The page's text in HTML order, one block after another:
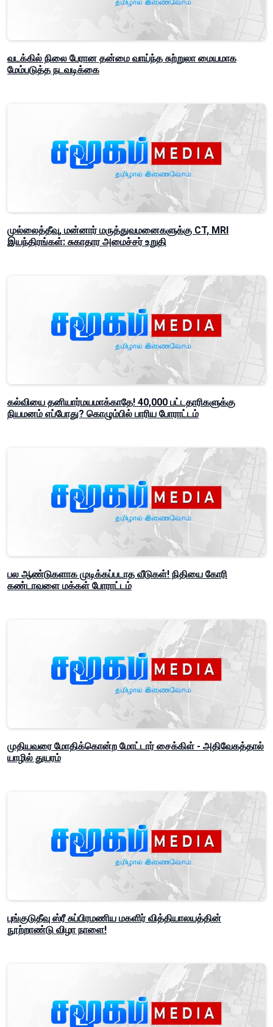
வடக்கில் நிலை பேரான தன்மை வாய்ந்த சுற்றுலா மையமாக
மேம்படுத்த நடவடிக்கை
முல்லைத்தீவு, மன்னார் மருத்துவமனைகளுக்கு CT, MRI
இயந்திரங்கள்: சுகாதார அமைச்சர் உறுதி
கல்வியை தனியார்மயமாக்காதே! 40,000 பட்டதாரிகளுக்கு
நியமனம் எப்போது? கொழும்பில் பாரிய போராட்டம்
பல ஆண்டுகளாக முடிக்கப்படாத வீடுகள்! நிதியை கோரி
கண்டாவளை மக்கள் போராட்டம்
முதியவரை மோதிக்கொன்ற மோட்டார் சைக்கிள் - அதிவேகத்தால்
யாழில் துயரம்
புங்குடுதீவு ஸ்ரீ சுப்பிரமணிய மகளிர் வித்தியாலயத்தின்
நூற்றாண்டு விழா நாளை!